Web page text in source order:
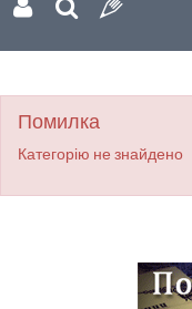
Помилка
Категорію не знайдено